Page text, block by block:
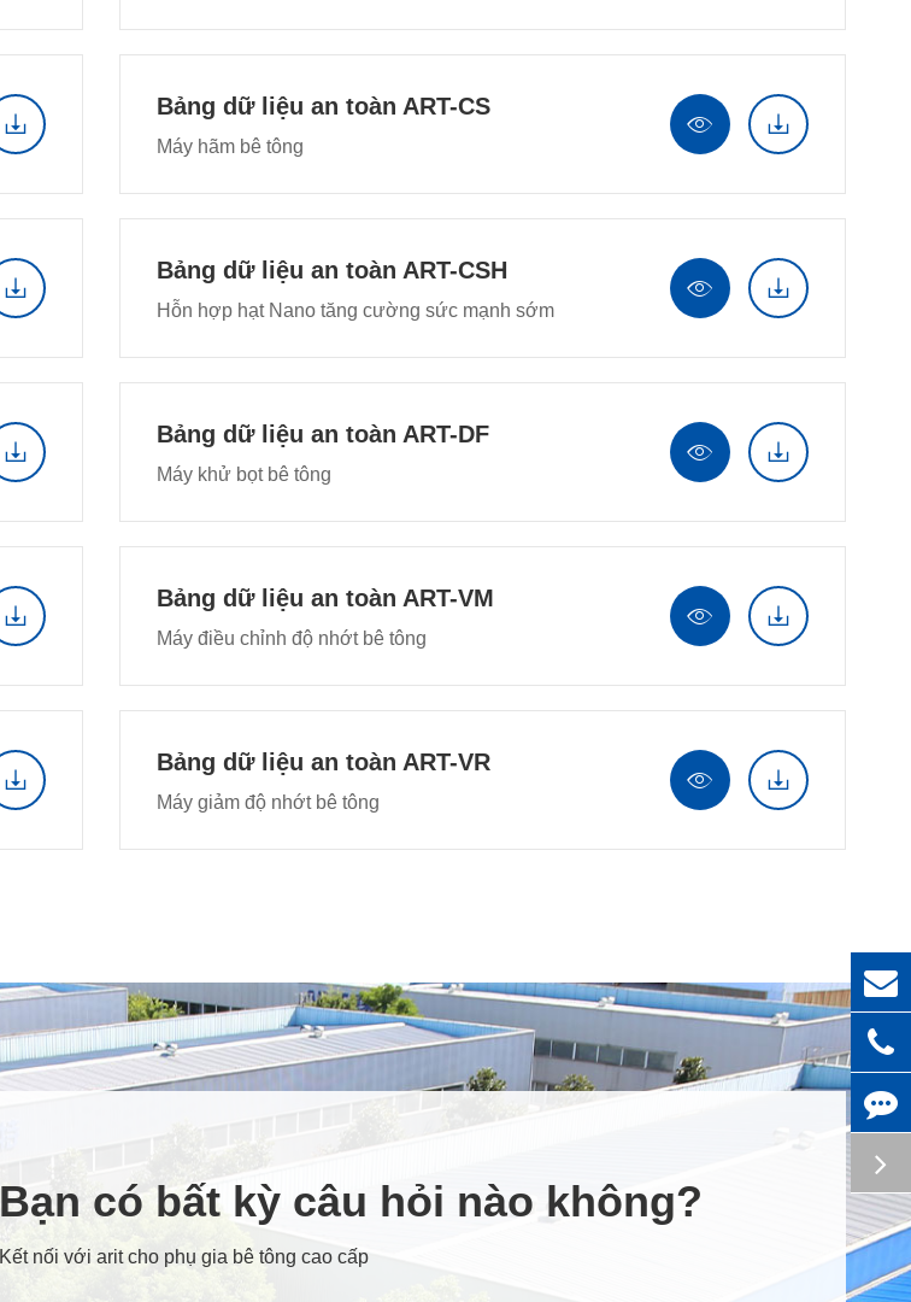

Bảng dữ liệu an toàn ART-CS
Máy hãm bê tông
 

Bảng dữ liệu an toàn ART-CSH
Hỗn hợp hạt Nano tăng cường sức mạnh sớm
 

Bảng dữ liệu an toàn ART-DF
Máy khử bọt bê tông
 

Bảng dữ liệu an toàn ART-VM
Máy điều chỉnh độ nhớt bê tông
 

Bảng dữ liệu an toàn ART-VR
Máy giảm độ nhớt bê tông
 
Bạn có bất kỳ câu hỏi nào không?
Kết nối với arit cho phụ gia bê tông cao cấp